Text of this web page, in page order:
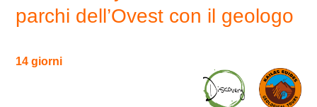
parchi dell’Ovest con il geologo
14 giorni